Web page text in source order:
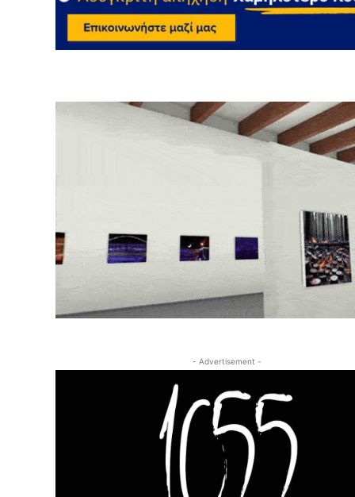
- Advertisement -